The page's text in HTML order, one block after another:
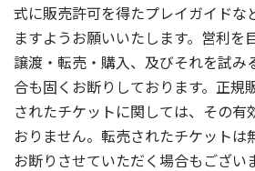
式に販売許可を得たプレイガイドな
ますようお願いいたします。営利を
譲渡・転売・購入、及びそれを試み
合も固くお断りしております。正規
されたチケットに関しては、その有
おりません。転売されたチケットは
お断りさせていただく場合もござい